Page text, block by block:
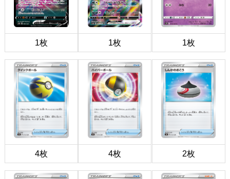
1枚 1枚 1枚
4枚 4枚 2枚